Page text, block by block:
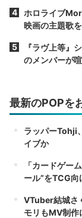
ホロライブ
映画の主題歌
『ラヴ上等』
のメンバーが
最新のPOPを
ラッパーTohji
イブか
「カードゲー
ール”をTCG向
VTuber結城さ
モリもMV制作